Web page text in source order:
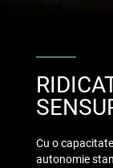
Cu o
autonomie